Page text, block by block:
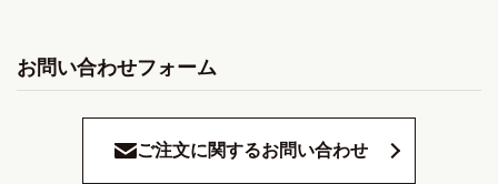
お問い合わせフォーム
ご注文に関するお問い合わせ